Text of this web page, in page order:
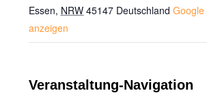
Essen, NRW 45147 Deutschland
anzeigen
Veranstaltung-Navigation